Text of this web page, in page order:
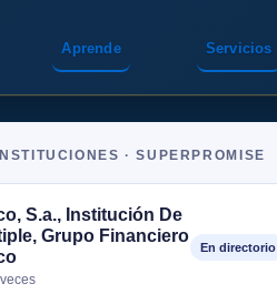
Servicios
Aprende
· SUPERPROMISE
S.a., Institución De
Grupo Financiero
En directorio